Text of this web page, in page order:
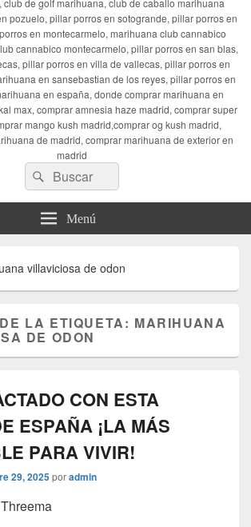
de golf marihuana, club de caballo marihuana
pozuelo, pillar porros en sotogrande, pillar porros en
en montecarmelo, marihuana club cannabico
cannabico montecarmelo, pillar porros en san blas,
pillar porros en villa de vallecas, pillar porros en
en sansebastian de los reyes, pillar porros en
en españa, donde comprar marihuana en
max, comprar amnesia haze madrid, comprar super
mango kush madrid,comprar og kush madrid,
de madrid, comprar marihuana de exterior en
madrid
Buscar
por:
Buscar
Menú
villaviciosa de odon
LA ETIQUETA: MARIHUANA
DE ODON
CON ESTA
ESPAÑA ¡LA MÁS
PARA VIVIR!
29, 2025poradmin